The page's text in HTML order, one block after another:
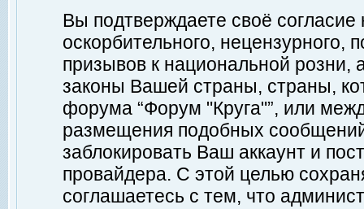
Вы подтверждаете своё
оскорбительного, нецензурного,
призывов к национальной
законы Вашей страны, страны,
форума “Форум "Круга"”, или
размещения подобных
заблокировать Ваш аккаунт и
провайдера. С этой целью
соглашаетесь с тем, что